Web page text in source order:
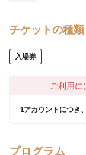
チケットの種
入場券
ご利用に
1アカウントにつき
プログラム